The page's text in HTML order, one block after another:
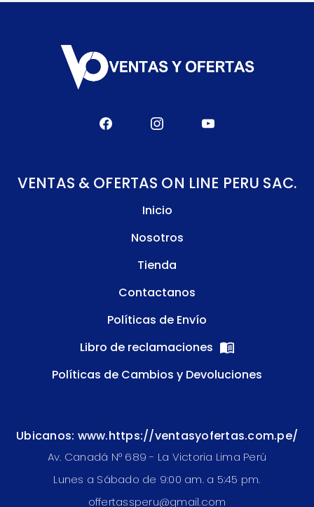
VENTAS & OFERTAS ON LINE PERU SAC.
Inicio
Nosotros
Tienda
Contactanos
Políticas de Envío
Libro de reclamaciones
Políticas de Cambios y Devoluciones
Ubicanos: www.https://ventasyofertas.com.pe/
Av. Canadá N° 689 - La Victoria Lima Perú
Lunes a Sábado de 9:00 am. a 5:45 pm.
offertassperu@gmail.com